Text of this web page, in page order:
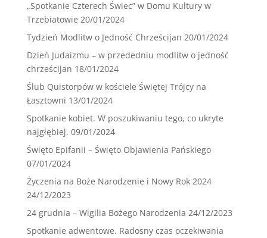
„Spotkanie Czterech Świec” w Domu Kultury w
Trzebiatowie 20/01/2024
Tydzień Modlitw o Jedność Chrześcijan 20/01/2024
Dzień Judaizmu – w przededniu modlitw o jedność
chrześcijan 18/01/2024
Ślub Quistorpów w kościele Świętej Trójcy na
Łasztowni 13/01/2024
Spotkanie kobiet. W poszukiwaniu tego, co ukryte
najgłębiej. 09/01/2024
Święto Epifanii – Święto Objawienia Pańskiego
07/01/2024
Życzenia na Boże Narodzenie i Nowy Rok 2024
24/12/2023
24 grudnia – Wigilia Bożego Narodzenia 24/12/2023
Spotkanie adwentowe. Radosny czas oczekiwania